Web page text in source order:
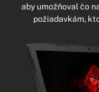
aby umožňoval čo
požiadavkám,